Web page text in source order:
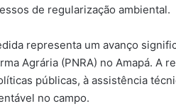
de regularização ambiental.
representa um avanço
Agrária (PNRA) no Amapá. A
públicas, à assistência
no campo.